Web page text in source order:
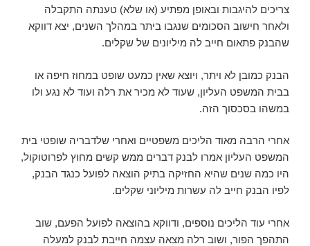
צריכים להיגבות ובאופן מפתיע (או שלא) טענתה התקבלה
ולאחר חישוב הסכומים שנגבו ביתר במהלך השנים, יצא דווקא
שהבנק פתאום חייב לה מיליונים של שקלים.
הבנק כמובן לא ויתר, ויוצא שאין כמעט שופט במחוז חיפה או
בבית המשפט העליון, שעוד לא מכיר את רלה ועוד לא נגע ולו
במשהו בסכסוך הזה.
אחרי הרבה מאוד הליכים משפטיים ואחרי שלדבריה שופטי בית
המשפט העליון אמרו לבנק דברים ממש קשים מחוץ לפרוטוקול,
היו כמה שנים שהיא החזיקה בתיק הוצאה לפועל כנגד הבנק,
לפיו הבנק חייב לה עשרות מיליוני שקלים.
אחרי עוד הליכים נוספים, ודווקא בהוצאה לפועל הפעם, שוב
התהפך הפור, ושוב רלה מצאה עצמה חייבת לבנק למעלה